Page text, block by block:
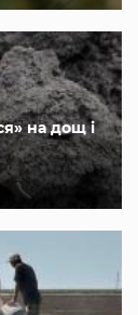
на дощ і